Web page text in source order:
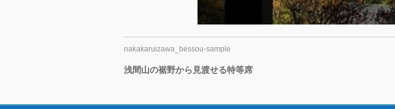
nakakaruizawa_bessou-sample
浅間山の裾野から見渡せる特等席